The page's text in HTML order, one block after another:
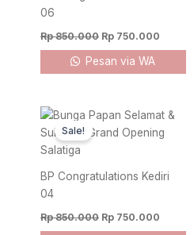
06
Rp850.000 Rp 750.000
Pesan via WA
Sale!
BP Congratulations Kediri
04
Rp850.000
Original
price
was:
Rp 750.000
Current
is: